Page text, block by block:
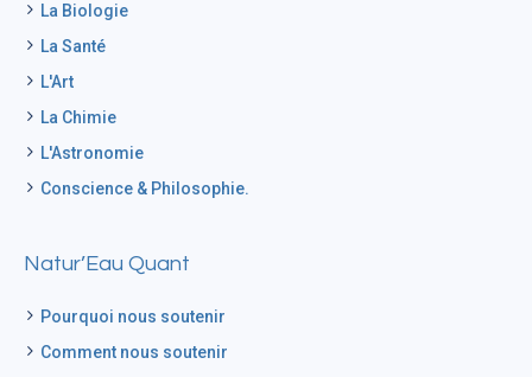
La Biologie
La Santé
L'Art
La Chimie
L'Astronomie
Conscience & Philosophie.
Natur’Eau Quant
Pourquoi nous soutenir
Comment nous soutenir